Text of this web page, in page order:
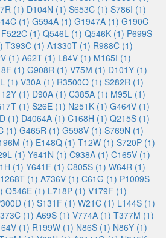
(1) D104N (1) S653C (1) S786I (1)
(1) G594A (1) G1947A (1) G190C
F522C (1) Q546L (1) Q546K (1) P699S
T393C (1) A1330T (1) R988C (1)
(1) A62T (1) L84V (1) M165I (1)
(1) G908R (1) V75M (1) D101Y (1)
(1) V30A (1) R3500Q (1) S282R (1)
(1) D90A (1) C385A (1) M95L (1)
(1) S26E (1) N251K (1) G464V (1)
(1) D4064A (1) C168H (1) Q215S (1)
(1) G465R (1) G598V (1) S769N (1)
(1) E148Q (1) T12W (1) S720P (1)
(1) Y641N (1) C938A (1) C165V (1)
(1) Y641F (1) C805S (1) W64R (1)
(1) A736V (1) C61G (1) P1009S
Q546E (1) L718P (1) V179F (1)
(1) S131F (1) W21C (1) L144S (1)
(1) A69S (1) V774A (1) T377M (1)
(1) R199W (1) N86S (1) N86Y (1)